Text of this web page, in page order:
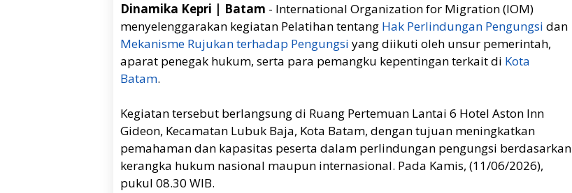
Dinamika Kepri | Batam - International Organization for Migration (IOM)
menyelenggarakan kegiatan Pelatihan tentang Hak Perlindungan Pengungsi dan
Mekanisme Rujukan terhadap Pengungsi yang diikuti oleh unsur pemerintah,
aparat penegak hukum, serta para pemangku kepentingan terkait di Kota
Batam.
Kegiatan tersebut berlangsung di Ruang Pertemuan Lantai 6 Hotel Aston Inn
Gideon, Kecamatan Lubuk Baja, Kota Batam, dengan tujuan meningkatkan
pemahaman dan kapasitas peserta dalam perlindungan pengungsi berdasarkan
kerangka hukum nasional maupun internasional. Pada Kamis, (11/06/2026),
pukul 08.30 WIB.